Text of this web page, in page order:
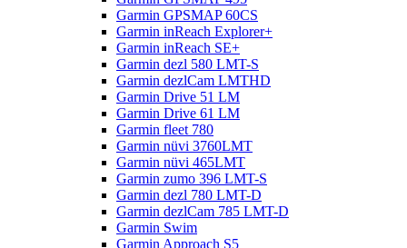
Garmin GPSMAP 60CS
Garmin inReach Explorer+
Garmin inReach SE+
Garmin dezl 580 LMT-S
Garmin dezlCam LMTHD
Garmin Drive 51 LM
Garmin Drive 61 LM
Garmin fleet 780
Garmin nüvi 3760LMT
Garmin nüvi 465LMT
Garmin zumo 396 LMT-S
Garmin dezl 780 LMT-D
Garmin dezlCam 785 LMT-D
Garmin Swim
Garmin Approach S5